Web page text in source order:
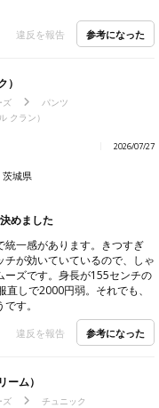
違反を報告 参考になった
ズ
パンツ
クラン）
2026/07/27
茨城県
めました
一感があります。きつすぎ
が効いていているので、しゃ
ーズです。身長が155センチの
しで2000円弱。それでも、
す。
違反を報告 参考になった
ム）
ズ
チュニック